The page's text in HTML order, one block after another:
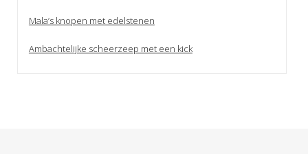
Mala’s knopen met edelstenen
Ambachtelijke scheerzeep met een kick